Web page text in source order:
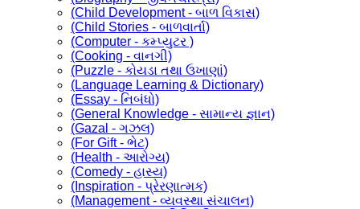
(Child Development - બાળ વિકાસ)
(Child Stories - બાળવાર્તા)
(Computer - કમ્પ્યુટર )
(Cooking - વાનગી)
(Puzzle - કોયડા તથા ઉખાણાં)
(Language Learning & Dictionary)
(Essay - નિબંધો)
(General Knowledge - સામાન્ય જ્ઞાન)
(Gazal - ગઝલ)
(For Gift - ભેટ)
(Health - આરોગ્ય)
(Comedy - હાસ્ય)
(Inspiration - પ્રેરણાત્મક)
(Management - વ્યવસ્થા સંચાલન)